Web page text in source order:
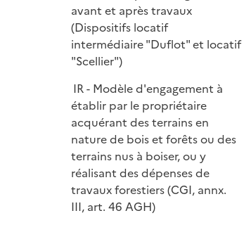
avant et après travaux
(Dispositifs locatif
intermédiaire "Duflot" et locatif
"Scellier")
IR - Modèle d'engagement à
établir par le propriétaire
acquérant des terrains en
nature de bois et forêts ou des
terrains nus à boiser, ou y
réalisant des dépenses de
travaux forestiers (CGI, annx.
III, art. 46 AGH)